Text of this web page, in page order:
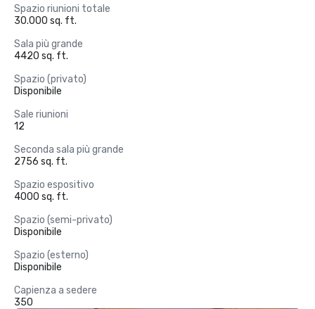
Spazio riunioni totale
30.000 sq. ft.
Sala più grande
4420 sq. ft.
Spazio (privato)
Disponibile
Sale riunioni
12
Seconda sala più grande
2756 sq. ft.
Spazio espositivo
4000 sq. ft.
Spazio (semi-privato)
Disponibile
Spazio (esterno)
Disponibile
Capienza a sedere
350